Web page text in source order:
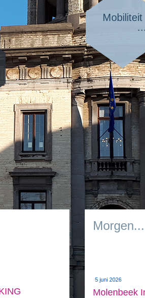
Mobiliteit
...
Morgen...
5 juni 2026
Molenbeek